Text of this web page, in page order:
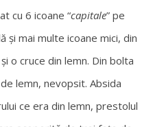
cu 6 icoane “capitale” pe
și mai multe icoane mici, din
o cruce din lemn. Din bolta
lemn, nevopsit. Absida
ce era din lemn, prestolul